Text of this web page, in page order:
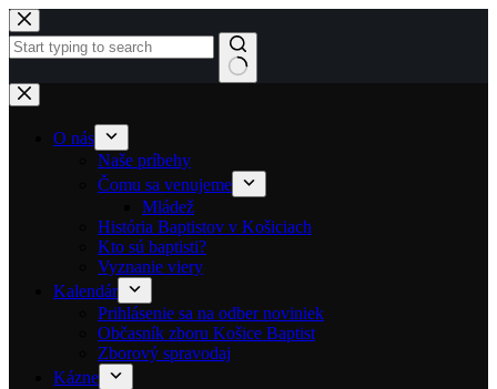
Skip to content
No results
O nás
Naše príbehy
Čomu sa venujeme
Mládež
História Baptistov v Košiciach
Kto sú baptisti?
Vyznanie viery
Kalendár
Prihlásenie sa na odber noviniek
Občasník zboru Košice Baptist
Zborový spravodaj
Kázne